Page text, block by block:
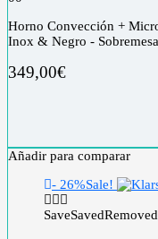
Horno Convección +
Inox & Negro -
349,00€
Añadir para comparar
- 26%Sale!
SaveSavedRemoved